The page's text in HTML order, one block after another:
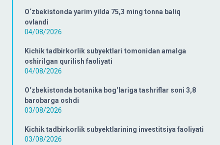
O‘zbekistonda yarim yilda 75,3 ming tonna baliq
ovlandi
04/08/2026
Kichik tadbirkorlik subyektlari tomonidan amalga
oshirilgan qurilish faoliyati
04/08/2026
O‘zbekistonda botanika bog‘lariga tashriflar soni 3,8
barobarga oshdi
03/08/2026
Kichik tadbirkorlik subyektlarining investitsiya faoliyati
03/08/2026